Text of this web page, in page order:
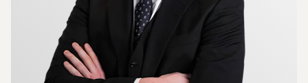
hallen är smart planerad med praktiska
förvaringslösningar.
Detta är ett hem med stor potential och ett